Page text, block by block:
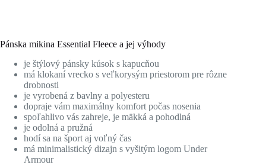
Pánska mikina Essential Fleece a jej výhody
je štýlový pánsky kúsok s kapucňou
má klokaní vrecko s veľkorysým priestorom pre rôzne
drobnosti
je vyrobená z bavlny a polyesteru
dopraje vám maximálny komfort počas nosenia
spoľahlivo vás zahreje, je mäkká a pohodlná
je odolná a pružná
hodí sa na šport aj voľný čas
má minimalistický dizajn s vyšitým logom Under
Armour